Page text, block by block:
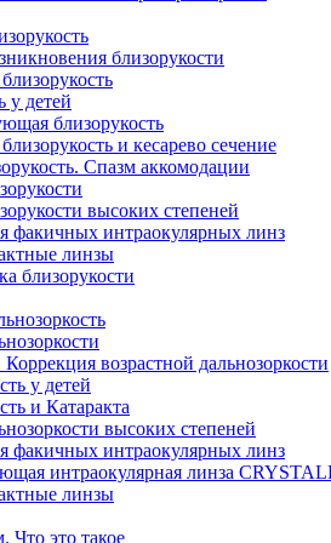
близорукости
у детей
близорукость
и кесарево сечение
Спазм аккомодации
высоких степеней
факичных интраокулярных линз
линзы
близорукости
возрастной дальнозоркости
у детей
и Катаракта
высоких степеней
факичных интраокулярных линз
интраокулярная линза
линзы
Что это такое